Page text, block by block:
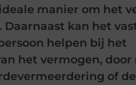
manier om het
Daarnaast kan het
helpen bij het
het vermogen, door
of de